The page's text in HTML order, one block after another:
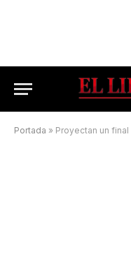
Portada » Proyectan un